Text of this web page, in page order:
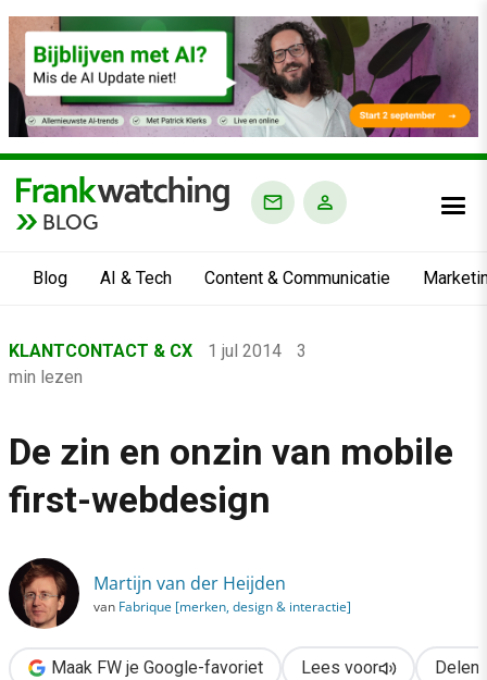
BLOG
Blog AI & Tech Content & Communicatie
›
Klantcontact & CX
›
KLANTCONTACT & CX 1 jul 2014
3
min lezen
De zin en onzin van mobile
first-webdesign
Martijn van der Heijden
van Fabrique [merken, design & interactie]
Maak FW je Google-favoriet Lees voor Delen